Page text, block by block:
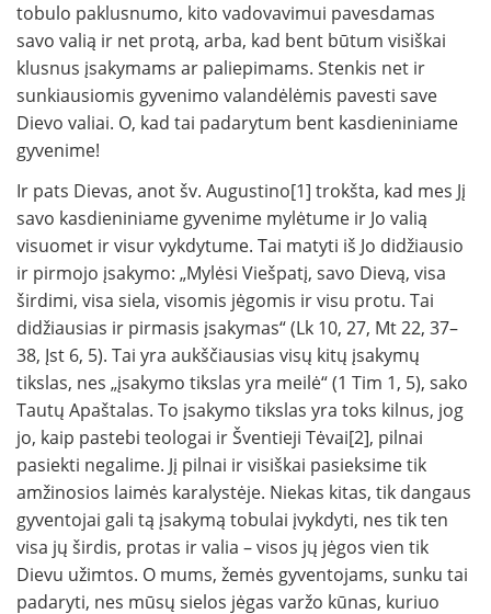
tobulo paklusnumo, kito vadovavimui pavesdamas
savo valią ir net protą, arba, kad bent būtum vi­siškai
klusnus įsakymams ar paliepimams. Stenkis net ir
sunkiausiomis gyvenimo valandėlėmis pavesti save
Dievo valiai. O, kad tai padarytum bent kasdieniniame
gyvenime!
Ir pats Dievas, anot šv. Augustino[1] trokšta, kad mes Jį
savo kasdieniniame gyvenime mylėtume ir Jo valią
visuomet ir visur vykdytume. Tai ma­tyti iš Jo didžiausio
ir pirmojo įsakymo: „My­lėsi Viešpatį, savo Dievą, visa
širdimi, visa siela, visomis jėgomis ir visu protu. Tai
didžiausias ir pirmasis įsakymas“ (Lk 10, 27, Mt 22, 37–
38, Įst 6, 5). Tai yra aukščiausias visų kitų įsakymų
tikslas, nes „įsaky­mo tikslas yra meilė“ (1 Tim 1, 5), sako
Tautų Apaštalas. To įsakymo tikslas yra toks kilnus, jog
jo, kaip pastebi teologai ir Šventieji Tėvai[2], pilnai
pasiekti negalime. Jį pilnai ir visiškai pasieksime tik
amžinosios laimės karalystėje. Niekas kitas, tik dangaus
gyventojai gali tą įsakymą tobulai įvykdyti, nes tik ten
visa jų širdis, protas ir valia – visos jų jėgos vien tik
Dievu užimtos. O mums, žemės gyvento­jams, sunku tai
padaryti, nes mūsų sielos jėgas varžo kūnas, kuriuo